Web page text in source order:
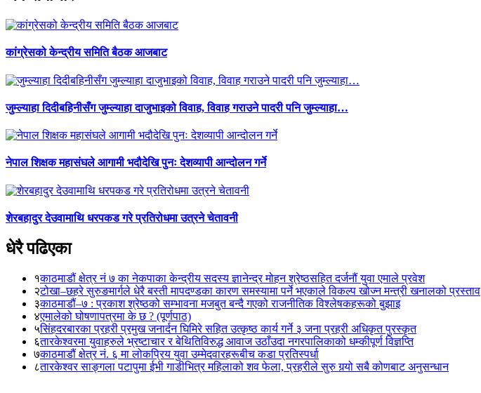
कांग्रेसको केन्द्रीय समिति बैठक आजबाट
जुम्ल्याहा दिदीबहिनीसँग जुम्ल्याहा दाजुभाइको विवाह, विवाह गराउने पादरी पनि जुम्ल्याहा…
नेपाल शिक्षक महासंघले आगामी भदौदेखि पुनः देशव्यापी आन्दोलन गर्ने
शेरबहादुर देउवामाथि धरपकड गरे प्रतिरोधमा उत्रने चेतावनी
धेरै पढिएका
१काठमाडौं क्षेत्र नं ७ का नेकपाका केन्द्रीय सदस्य ज्ञानेन्द्र मोहन श्रेष्ठसहित दर्जनौं युवा एमाले प्रवेश
२टोखा–छहरे सुरुङमार्गले धेरै बस्ती मापदण्डका कारण समस्यामा पर्ने भएकाले विकल्प खोज्न मन्त्री खनालको प्रस्ताव
३काठमाडौं–७ : प्रकाश श्रेष्ठको सम्भावना मजबुत बन्दै गएको राजनीतिक विश्लेषकहरूको बुझाइ
४एमालेको घोषणापत्रमा के छ ? (पूर्णपाठ)
५सिंहदरबारका प्रहरी प्रमुख जनार्दन घिमिरे सहित उत्कृष्ठ कार्य गर्ने ३ जना प्रहरी अधिकृत पुरस्कृत
६तारकेश्वरमा युवाहरुले भ्रष्टाचार र बेथितिविरुद्ध आवाज उठाँउदा नगरपालिकाको धम्कीपूर्ण विज्ञप्ति
७काठमाडौं क्षेत्र नं. ६ मा लोकप्रिय युवा उम्मेदवारहरूबीच कडा प्रतिस्पर्धा
८तारकेश्वर साङ्गला पटापुमा ईभी गाडीभित्र महिलाको शव फेला, प्रहरीले सुरु गर्‍यो सबै कोणबाट अनुसन्धान